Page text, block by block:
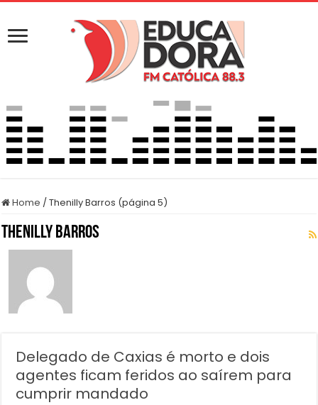
Home /Thenilly Barros (página 5)
Thenilly Barros
Delegado de Caxias é morto e dois
agentes ficam feridos ao saírem para
cumprir mandado